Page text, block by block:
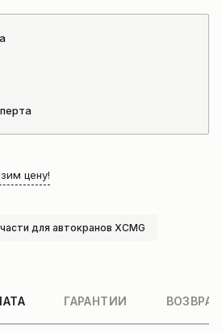
цену!
для автокранов XCMG
ГАРАНТИИ